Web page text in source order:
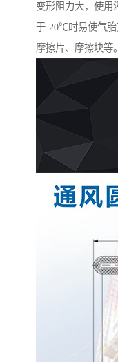
变形阻力大，使
于-20℃时易使气胎
摩擦片、摩擦块等。